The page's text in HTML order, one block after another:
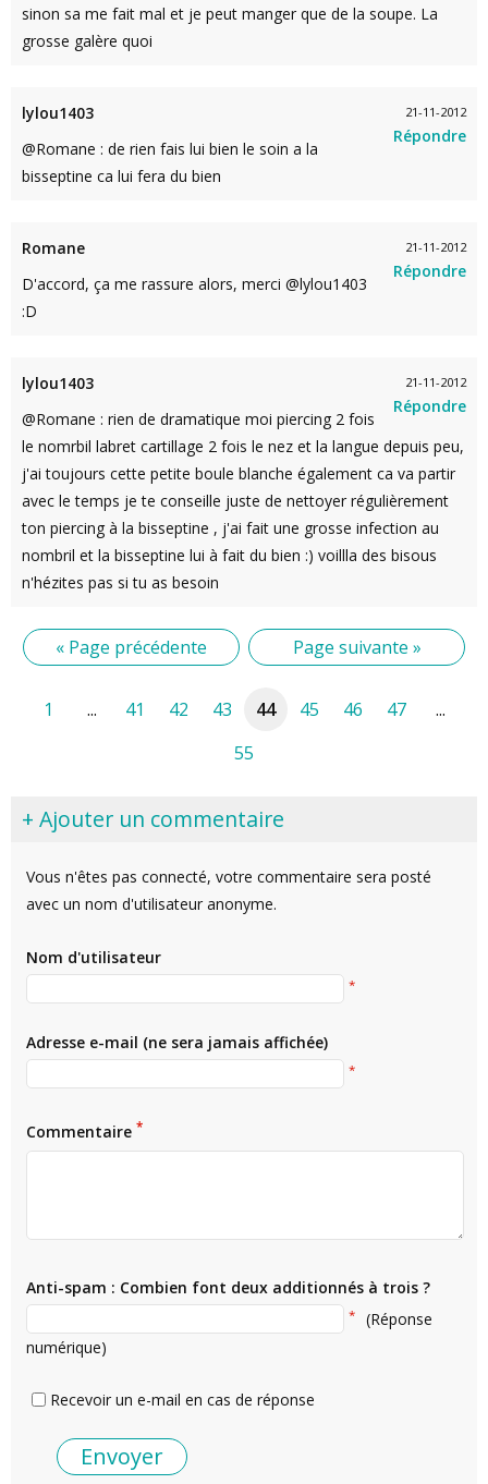
sinon sa me fait mal et je peut manger que de la soupe. La
grosse galère quoi
21-11-2012
Répondre
lylou1403
@Romane : de rien fais lui bien le soin a la
bisseptine ca lui fera du bien
21-11-2012
Répondre
Romane
D'accord, ça me rassure alors, merci @lylou1403
:D
21-11-2012
Répondre
lylou1403
@Romane : rien de dramatique moi piercing 2 fois
le nomrbil labret cartillage 2 fois le nez et la langue depuis peu,
j'ai toujours cette petite boule blanche également ca va partir
avec le temps je te conseille juste de nettoyer régulièrement
ton piercing à la bisseptine , j'ai fait une grosse infection au
nombril et la bisseptine lui à fait du bien :) voillla des bisous
n'hézites pas si tu as besoin
« Page précédente Page suivante »
1 ... 41 42 43 44 45 46 47
...
55
+ Ajouter un commentaire
Vous n'êtes pas connecté, votre commentaire sera posté
avec un nom d'utilisateur anonyme.
Nom d'utilisateur
*
Adresse e-mail (ne sera jamais affichée)
*
Commentaire *
Anti-spam : Combien font deux additionnés à trois ?
*
(Réponse
numérique)
Recevoir un e-mail en cas de réponse